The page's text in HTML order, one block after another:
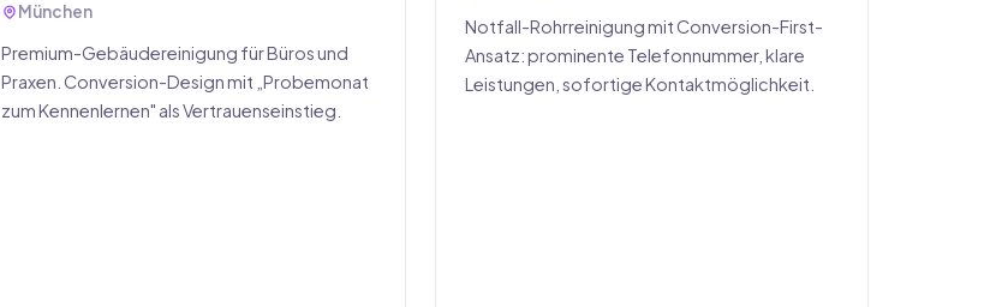
München
Premium-Gebäudereinigung für Büros und
Praxen. Conversion-Design mit „Probemonat
zum Kennenlernen" als Vertrauenseinstieg.
Notfall-Rohrreinigung mit Conversion-First-
Ansatz: prominente Telefonnummer, klare
Leistungen, sofortige Kontaktmöglichkeit.